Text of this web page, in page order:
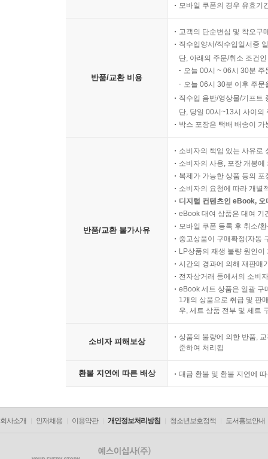
모바일 쿠폰의 경우 유효기
반품/교환 비용
고객의 단순변심 및 착오구
직수입양서/직수입일서중
단, 아래의 주문/취소 조건
오늘 00시 ~ 06시 30분
오늘 06시 30분 이후 주
직수입 음반/영상물/기프트
단, 당일 00시~13시 사이의
박스 포장은 택배 배송이
반품/교환 불가사유
소비자의 책임 있는 사유로
소비자의 사용, 포장 개봉
복제가 가능한 상품 등의
소비자의 요청에 따라 개별
디지털 컨텐츠인 eBook,
eBook 대여 상품은 대여 기
모바일 쿠폰 등록 후 취소/
중고상품이 구매확정(자동
LP상품의 재생 불량 원인
시간의 경과에 의해 재판매
전자상거래 등에서의 소비
eBook 세트 상품은 일괄 구
1개의 상품으로 취급 및 판
우, 세트 상품 전부 및 세트
소비자 피해보상
상품의 불량에 의한 반품,
준하여 처리됨
환불 지연에 따른 배상 대금 환불 및 환불 지연에
회사소개 인재채용 이용약관 개인정보처리방침 청소년보호정책 도서홍보안내